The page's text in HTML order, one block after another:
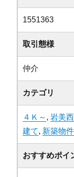
1551363
取引態様
仲介
カテゴリ
４Ｋ～ ,岩美
建て, 新築物件
おすすめポイ